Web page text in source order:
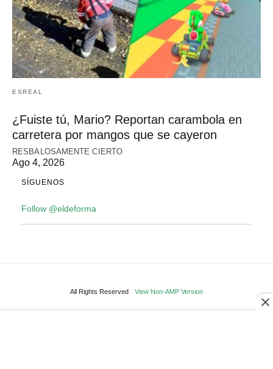
ESREAL
¿Fuiste tú, Mario? Reportan carambola en
carretera por mangos que se cayeron
RESBALOSAMENTE CIERTO
Ago 4, 2026
SÍGUENOS
Follow @eldeforma
All Rights Reserved View Non-AMP Version